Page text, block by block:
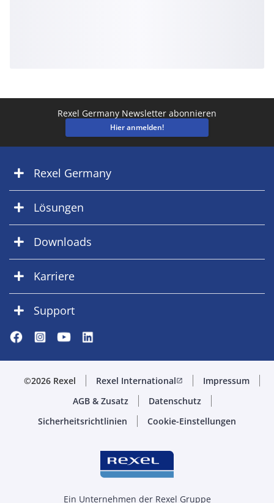
Rexel Germany Newsletter abonnieren
Hier anmelden!
Rexel Germany
Lösungen
Downloads
Karriere
Support
©2026 Rexel Rexel Internationalopen_in_new
Impressum
AGB & Zusatz
Datenschutz
Sicherheitsrichtlinien
Cookie-Einstellungen
Ein Unternehmen der Rexel Gruppe